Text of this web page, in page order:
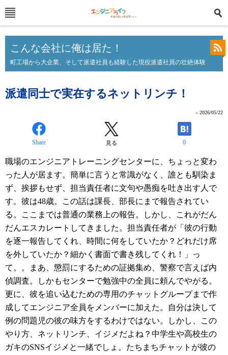
こんな会社に俺は居た！
町工場から大企業、そして派遣社員も経験した現役派遣社員の壮絶体験
派遣同士で実在するネットリンチ！
» 2026/05/22
Share 見る 0
職場のエンジニアトレーニングセンターに、ちょっと変わ
った人が居ます。簡単に言うと常識がなく、誰とも馴染ま
ず、挨拶もせず、担当責任者に文句や愚痴を吐き出す人で
す。彼は48歳。この話は課長、部長にまで報告されてい
る。ここまでは普通の業務上の報告。しかし、これがだん
だんエスカレートしてきました。担当責任者が「彼の行動
を逐一報告してくれ、時間に何をしていたか？どれだけ席
を外していたか？細かく書面で書き残してくれ！」っ
て。。まあ、懲罰にするための証拠集め、警察で言えば内
偵調査。しかもセンターで勉強中の全員に頼んでやがる。
更に、彼を追い込むための専用のチャットグループまで作
成してエンジニア全員をメンバーに加えた。自分は決して
例の問題児の彼の味方をするわけではない。しかし、この
やり方、ネットリンチ、イジメだよね？中学生や高校生の
ガキのSNSイジメと一緒でしょ。たちまちチャットが彼の